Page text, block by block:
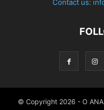
Contact us:
© Copyright 2026 - Ο